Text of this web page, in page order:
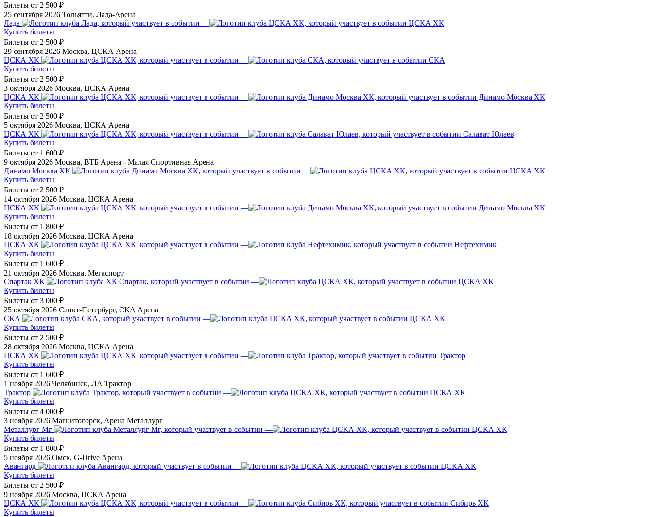
Билеты от 2 500 ₽
25 сентября 2026 Тольятти, Лада-Арена
Лада
—
ЦСКА ХК
Купить билеты
Билеты от 2 500 ₽
29 сентября 2026 Москва, ЦСКА Арена
ЦСКА ХК
—
СКА
Купить билеты
Билеты от 2 500 ₽
3 октября 2026 Москва, ЦСКА Арена
ЦСКА ХК
—
Динамо Москва ХК
Купить билеты
Билеты от 2 500 ₽
5 октября 2026 Москва, ЦСКА Арена
ЦСКА ХК
—
Салават Юлаев
Купить билеты
Билеты от 1 600 ₽
9 октября 2026 Москва, ВТБ Арена - Малая Спортивная Арена
Динамо Москва ХК
—
ЦСКА ХК
Купить билеты
Билеты от 2 500 ₽
14 октября 2026 Москва, ЦСКА Арена
ЦСКА ХК
—
Динамо Москва ХК
Купить билеты
Билеты от 1 800 ₽
18 октября 2026 Москва, ЦСКА Арена
ЦСКА ХК
—
Нефтехимик
Купить билеты
Билеты от 1 600 ₽
21 октября 2026 Москва, Мегаспорт
Спартак ХК
—
ЦСКА ХК
Купить билеты
Билеты от 3 000 ₽
25 октября 2026 Санкт-Петербург, СКА Арена
СКА
—
ЦСКА ХК
Купить билеты
Билеты от 2 500 ₽
28 октября 2026 Москва, ЦСКА Арена
ЦСКА ХК
—
Трактор
Купить билеты
Билеты от 1 600 ₽
1 ноября 2026 Челябинск, ЛА Трактор
Трактор
—
ЦСКА ХК
Купить билеты
Билеты от 4 000 ₽
3 ноября 2026 Магнитогорск, Арена Металлург
Металлург Мг
—
ЦСКА ХК
Купить билеты
Билеты от 1 800 ₽
5 ноября 2026 Омск, G-Drive Арена
Авангард
—
ЦСКА ХК
Купить билеты
Билеты от 2 500 ₽
9 ноября 2026 Москва, ЦСКА Арена
ЦСКА ХК
—
Сибирь ХК
Купить билеты